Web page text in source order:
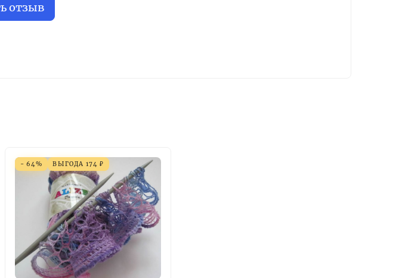
отзыв
- 64% ВЫГОДА 174 ₽